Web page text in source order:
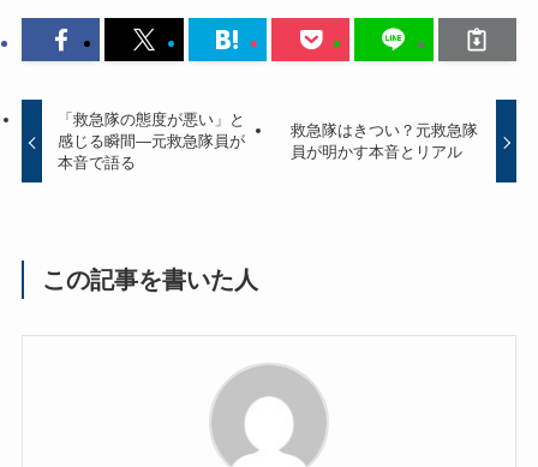
「救急隊の態度が悪い」と
感じる瞬間—元救急隊員が
本音で語る
救急隊はきつい？元救急隊
員が明かす本音とリアル
この記事を書いた人